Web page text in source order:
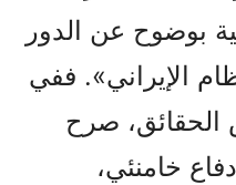
بوضوح عن الدور
الإيراني». ففي
صرح
خامنئي،